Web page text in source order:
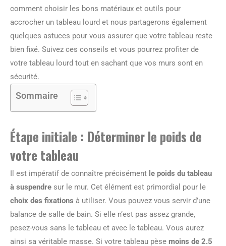
comment choisir les bons matériaux et outils pour
accrocher un tableau lourd et nous partagerons également
quelques astuces pour vous assurer que votre tableau reste
bien fixé. Suivez ces conseils et vous pourrez profiter de
votre tableau lourd tout en sachant que vos murs sont en
sécurité.
Sommaire
Étape initiale : Déterminer le poids de
votre tableau
Il est impératif de connaître précisément le poids du tableau
à suspendre sur le mur. Cet élément est primordial pour le
choix des fixations à utiliser. Vous pouvez vous servir d’une
balance de salle de bain. Si elle n’est pas assez grande,
pesez-vous sans le tableau et avec le tableau. Vous aurez
ainsi sa véritable masse. Si votre tableau pèse moins de 2.5